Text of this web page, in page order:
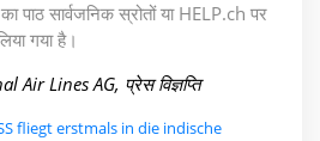
पाठ सार्वजनिक स्रोतों या HELP.ch पर
गया है।
Air Lines AG, प्रेस विज्ञप्ति
fliegt erstmals in die indische